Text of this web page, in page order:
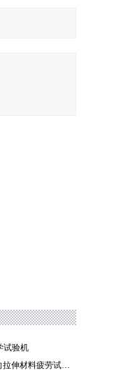
试验机
FL6000SZ系列双轴向拉伸材料疲劳试验机